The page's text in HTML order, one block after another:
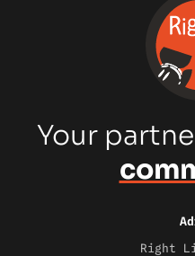
Your
Right